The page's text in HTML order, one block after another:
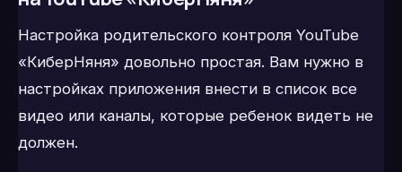
Настройка родительского контроля YouTube
«КиберНяня» довольно простая. Вам нужно в
настройках приложения внести в список все
видео или каналы, которые ребенок видеть не
должен.